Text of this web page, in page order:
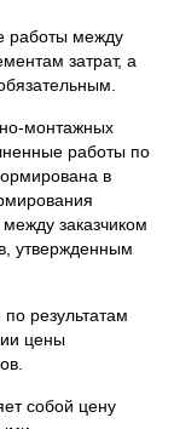
работы между
затрат, а
монтажных
работы по
в
заказчиком
утвержденным
результатам
цены
собой цену